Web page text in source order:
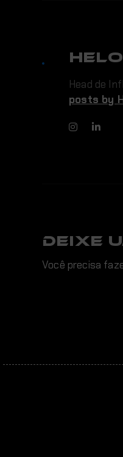
Head de
posts by
DEIXE
Você precisa